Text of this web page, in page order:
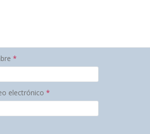
*
electrónico *